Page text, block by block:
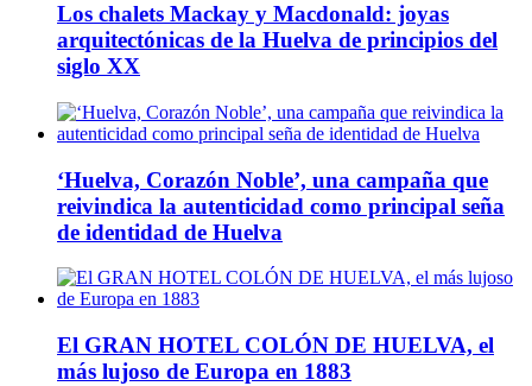
Los chalets Mackay y Macdonald: joyas
arquitectónicas de la Huelva de principios del
siglo XX
‘Huelva, Corazón Noble’, una campaña que
reivindica la autenticidad como principal seña
de identidad de Huelva
El GRAN HOTEL COLÓN DE HUELVA, el
más lujoso de Europa en 1883